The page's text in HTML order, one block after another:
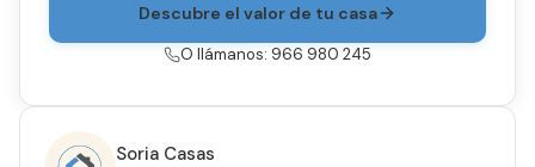
Descubre el valor de tu casa
O llámanos: 966 980 245
Soria Casas